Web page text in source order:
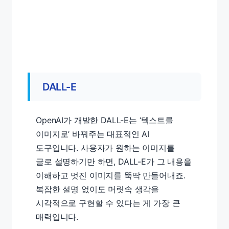
DALL-E
OpenAI가 개발한 DALL-E는 ‘텍스트를
이미지로’ 바꿔주는 대표적인 AI
도구입니다. 사용자가 원하는 이미지를
글로 설명하기만 하면, DALL-E가 그 내용을
이해하고 멋진 이미지를 뚝딱 만들어내죠.
복잡한 설명 없이도 머릿속 생각을
시각적으로 구현할 수 있다는 게 가장 큰
매력입니다.